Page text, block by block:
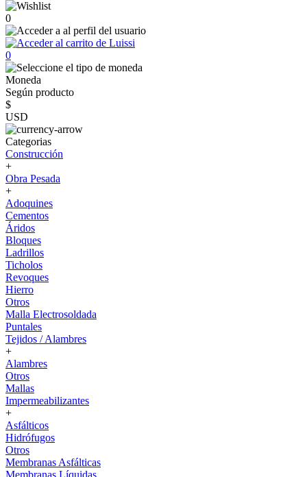
0
0
Moneda
Según producto
$
USD
Categorias
Construcción
+
Obra Pesada
+
Adoquines
Cementos
Áridos
Bloques
Ladrillos
Ticholos
Revoques
Hierro
Otros
Malla Electrosoldada
Puntales
Tejidos / Alambres
+
Alambres
Otros
Mallas
Impermeabilizantes
+
Asfálticos
Hidrófugos
Otros
Membranas Asfálticas
Membranas Líquidas